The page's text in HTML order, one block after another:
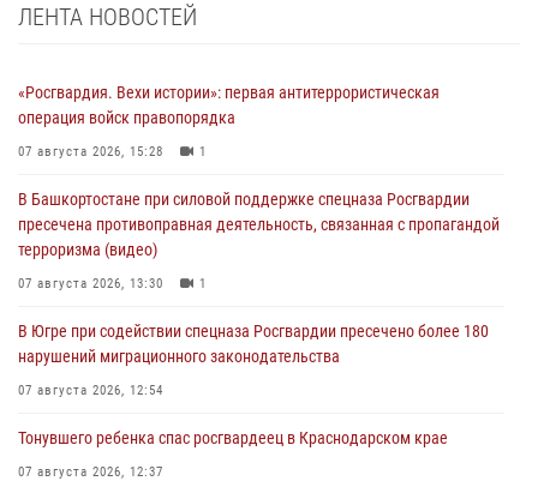
ЛЕНТА НОВОСТЕЙ
«Росгвардия. Вехи истории»: первая антитеррористическая
операция войск правопорядка
07 августа 2026, 15:28 1
В Башкортостане при силовой поддержке спецназа Росгвардии
пресечена противоправная деятельность, связанная с пропагандой
терроризма (видео)
07 августа 2026, 13:30 1
В Югре при содействии спецназа Росгвардии пресечено более 180
нарушений миграционного законодательства
07 августа 2026, 12:54
Тонувшего ребенка спас росгвардеец в Краснодарском крае
07 августа 2026, 12:37